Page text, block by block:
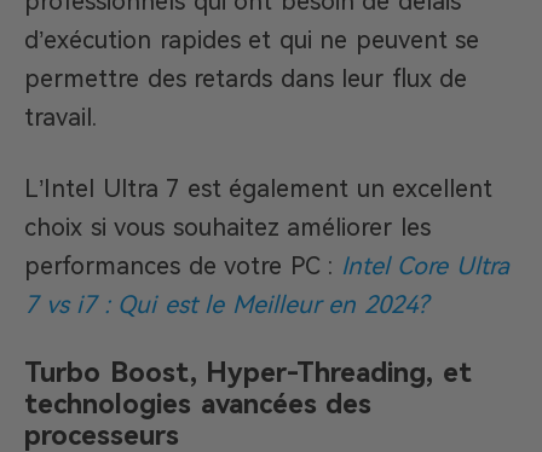
d’exécution rapides et qui ne peuvent se
permettre des retards dans leur flux de
travail.
L’Intel Ultra 7 est également un excellent
choix si vous souhaitez améliorer les
performances de votre PC : Intel Core Ultra
7 vs i7 : Qui est le Meilleur en 2024?
Turbo Boost, Hyper-Threading, et
technologies avancées des
processeurs